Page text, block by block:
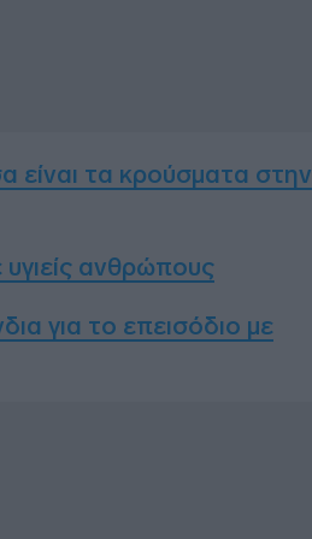
είναι τα κρούσματα στην
ανθρώπους
για το επεισόδιο με